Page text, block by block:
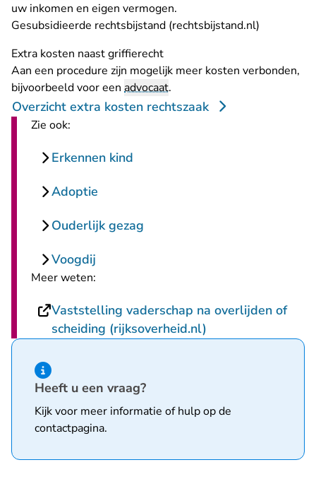
uw inkomen en eigen vermogen.
Gesubsidieerde rechtsbijstand (rechtsbijstand.nl)
Extra kosten naast griffierecht
Aan een procedure zijn mogelijk meer kosten verbonden,
bijvoorbeeld voor een advocaat.
Overzicht extra kosten rechtszaak
Zie ook:
Erkennen kind
Adoptie
Ouderlijk gezag
Voogdij
Meer weten:
Vaststelling vaderschap na overlijden of
scheiding (rijksoverheid.nl)
Hint van type informatie
Heeft u een vraag?
Kijk voor meer informatie of hulp op de
contactpagina.